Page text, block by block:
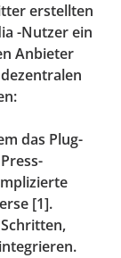
erstellten
-Nutzer ein
Anbieter
das Plug-
[1].